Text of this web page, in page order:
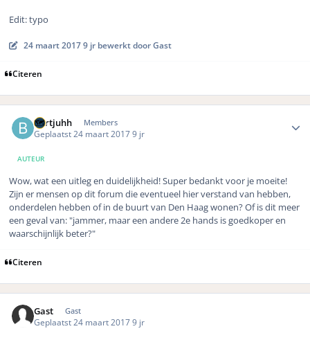
Edit: typo
24 maart 20179 jr bewerkt door Gast
Citeren
Bertjuhh Members
Geplaatst 24 maart 20179 jr
AUTEUR
Wow, wat een uitleg en duidelijkheid! Super bedankt voor je moeite!
Zijn er mensen op dit forum die eventueel hier verstand van hebben,
onderdelen hebben of in de buurt van Den Haag wonen? Of is dit meer
een geval van: "jammer, maar een andere 2e hands is goedkoper en
waarschijnlijk beter?"
Citeren
Gast Gast
Geplaatst 24 maart 20179 jr